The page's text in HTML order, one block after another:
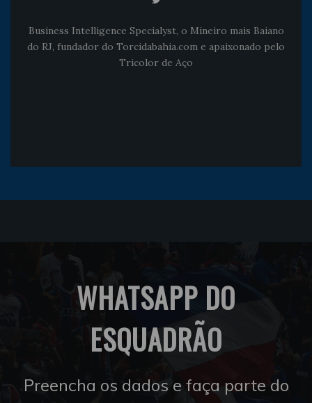
Business Intelligence Specialyst, o Mineiro mais Baiano
do RJ, fundador do Torcidabahia.com e apaixonado pelo
Tricolor de Aço
WHATSAPP DO
ESQUADRÃO
Preencha os dados e faça parte do